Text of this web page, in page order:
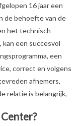
16 jaar een
de behoefte van de
het technisch
een succesvol
een
correct en volgens
afnemers,
relatie is belangrijk,